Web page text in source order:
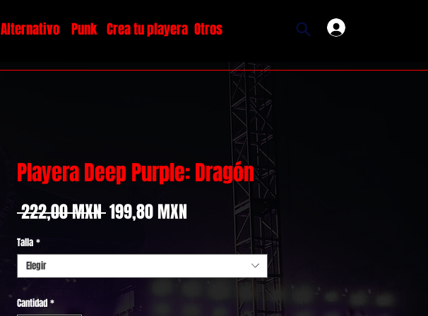
Alternativo Punk Crea tu playera Otros
Playera Deep Purple: Dragón
222,00 MXN Precio
199,80 MXN
oferta
Talla *
Elegir
Cantidad *